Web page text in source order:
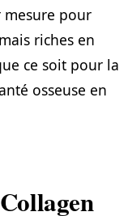
mesure pour
riches en
ce soit pour la
osseuse en